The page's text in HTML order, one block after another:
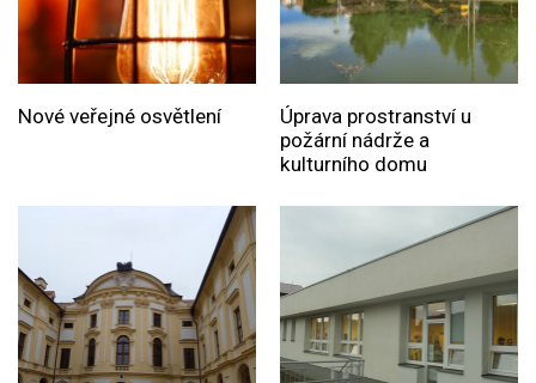
Nové veřejné osvětlení
Úprava prostranství u
požární nádrže a
kulturního domu